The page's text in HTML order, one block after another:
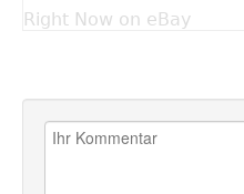
Right Now on eBay